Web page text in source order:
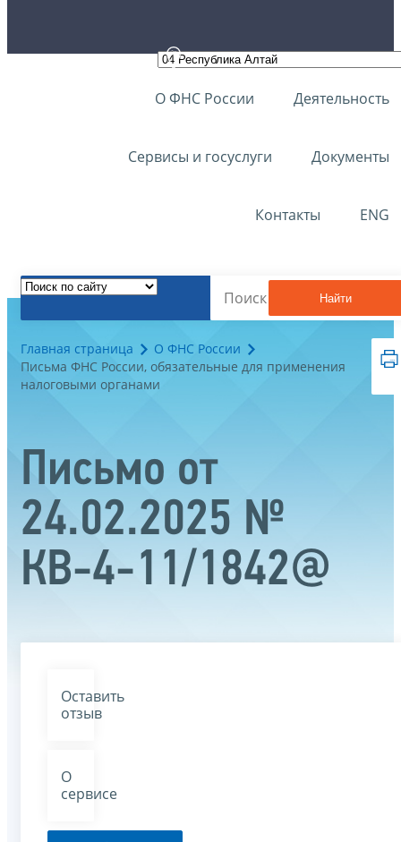
О ФНС России Деятельность
Сервисы и госуслуги Документы
Контакты ENG
Найти
Главная страница
О ФНС России
Письма ФНС России, обязательные для применения
налоговыми органами
Письмо от
24.02.2025 №
КВ-4-11/1842@
Оставить
отзыв
О
сервисе